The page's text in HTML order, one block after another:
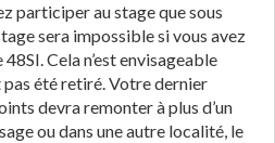
participer au stage que sous
sera impossible si vous avez
Cela n’est envisageable
pas été retiré. Votre dernier
devra remonter à plus d’un
ou dans une autre localité, le